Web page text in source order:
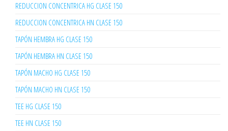
REDUCCION CONCENTRICA HG CLASE 150
REDUCCION CONCENTRICA HN CLASE 150
TAPÓN HEMBRA HG CLASE 150
TAPÓN HEMBRA HN CLASE 150
TAPÓN MACHO HG CLASE 150
TAPÓN MACHO HN CLASE 150
TEE HG CLASE 150
TEE HN CLASE 150